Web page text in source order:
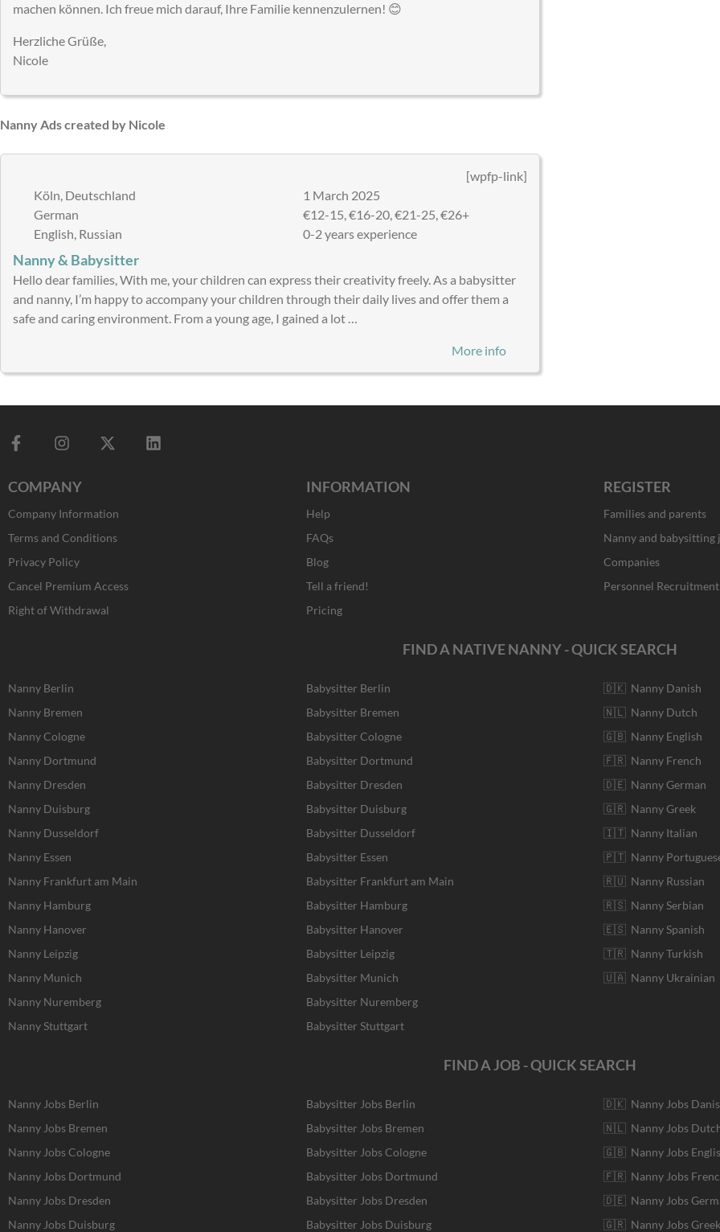
machen können. Ich freue mich darauf, Ihre Familie kennenzulernen! 😊
Herzliche Grüße,
Nicole
Nanny Ads created by Nicole
[wpfp-link]
Köln, Deutschland
German
English, Russian
1 March 2025
€12-15, €16-20, €21-25, €26+
0-2 years experience
Nanny & Babysitter
Hello dear families, With me, your children can express their creativity freely. As a babysitter
and nanny, I’m happy to accompany your children through their daily lives and offer them a
safe and caring environment. From a young age, I gained a lot …
More info
F
e
b
o
o
k
-
f
I
t
a
g
r
a
m
X
t
t
L
COMPANY
Company Information
Terms and Conditions
Privacy Policy
Cancel Premium Access
Right of Withdrawal
INFORMATION
Help
FAQs
Blog
Tell a friend!
Pricing
REGISTER
Families and parents
Nanny and babysitting
Companies
Personnel Recruitment
FIND A NATIVE NANNY - QUICK SEARCH
Nanny Berlin
Nanny Bremen
Nanny Cologne
Nanny Dortmund
Nanny Dresden
Nanny Duisburg
Nanny Dusseldorf
Nanny Essen
Nanny Frankfurt am Main
Nanny Hamburg
Nanny Hanover
Nanny Leipzig
Nanny Munich
Nanny Nuremberg
Nanny Stuttgart
Babysitter Berlin
Babysitter Bremen
Babysitter Cologne
Babysitter Dortmund
Babysitter Dresden
Babysitter Duisburg
Babysitter Dusseldorf
Babysitter Essen
Babysitter Frankfurt am Main
Babysitter Hamburg
Babysitter Hanover
Babysitter Leipzig
Babysitter Munich
Babysitter Nuremberg
Babysitter Stuttgart
🇩🇰 Nanny Danish
🇳🇱 Nanny Dutch
🇬🇧 Nanny English
🇫🇷 Nanny French
🇩🇪 Nanny German
🇬🇷 Nanny Greek
🇮🇹 Nanny Italian
🇵🇹 Nanny
🇷🇺 Nanny Russian
🇷🇸 Nanny Serbian
🇪🇸 Nanny Spanish
🇹🇷 Nanny Turkish
🇺🇦 Nanny Ukrainian
FIND A JOB - QUICK SEARCH
Nanny Jobs Berlin
Nanny Jobs Bremen
Nanny Jobs Cologne
Nanny Jobs Dortmund
Nanny Jobs Dresden
Nanny Jobs Duisburg
Babysitter Jobs Berlin
Babysitter Jobs Bremen
Babysitter Jobs Cologne
Babysitter Jobs Dortmund
Babysitter Jobs Dresden
Babysitter Jobs Duisburg
🇩🇰 Nanny Jobs
🇳🇱 Nanny Jobs
🇬🇧 Nanny Jobs
🇫🇷 Nanny Jobs
🇩🇪 Nanny Jobs
🇬🇷 Nanny Jobs Greek